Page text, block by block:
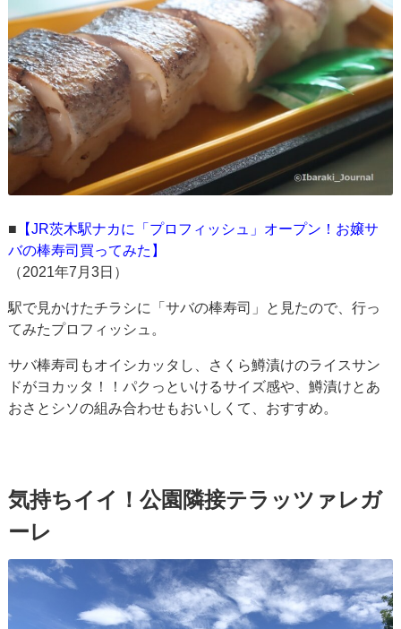
■ 【JR茨木駅ナカに「プロフィッシュ」オープン！お嬢サ
バの棒寿司買ってみた】
（2021年7月3日）
駅で見かけたチラシに「サバの棒寿司」と見たので、行っ
てみたプロフィッシュ。
サバ棒寿司もオイシカッタし、さくら鱒漬けのライスサン
ドがヨカッタ！！パクっといけるサイズ感や、鱒漬けとあ
おさとシソの組み合わせもおいしくて、おすすめ。
気持ちイイ！公園隣接テラッツァレガ
ーレ